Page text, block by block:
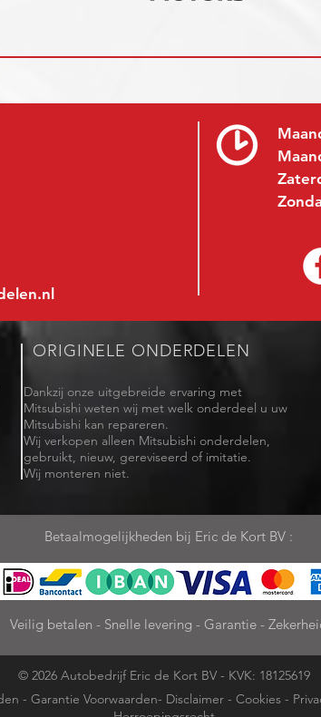
ORIGINELE ONDERDELEN
Dankzij onze uitgebreide ervaring met
Mitsubishi weten wij met welk onderdeel u uw
Mitsubishi kan repareren.
Wij verkopen alleen Mitsubishi onderdelen,
gebruikt, nieuw, gereviseerd of imitatie.
Wij monteren niet.
Betaalmogelijkheden bij Eric de Kort BV :
Veilig betalen - Snelle levering - Garantie -
© 2026 Autobedrijf Eric de Kort BV - KVK: 18125619
- Garantie Voorwaarden- Disclaimer - Cookies -